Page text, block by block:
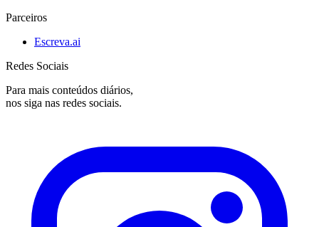
Parceiros
Escreva.ai
Redes Sociais
Para mais conteúdos diários,
nos siga nas redes sociais.